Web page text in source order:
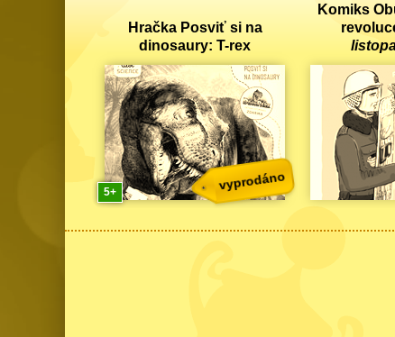
Hračka Posviť si na
dinosaury: T-rex
vyprodáno
5
Komiks